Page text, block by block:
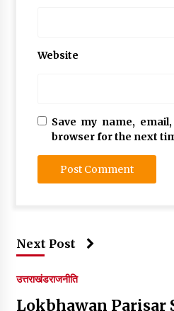
Website
Save my name,
browser for the next
Next Post
उत्तराखंडराजनीति
Lokbhawan Parisar